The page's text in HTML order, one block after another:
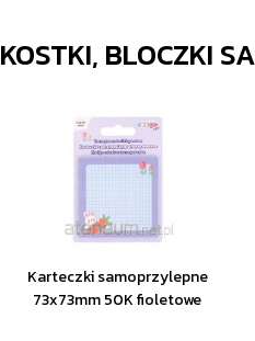
KOSTKI, BLOCZKI
Karteczki samoprzylepne
73x73mm 50K fioletowe